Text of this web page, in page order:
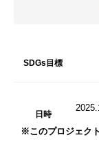
SDGs目標
日時
※このプロジェク